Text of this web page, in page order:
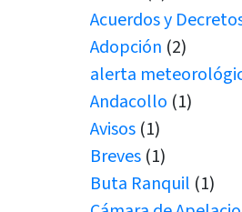
Acuerdos y
Adopción (2)
alerta
Andacollo (1)
Avisos (1)
Breves (1)
Buta Ranquil (1)